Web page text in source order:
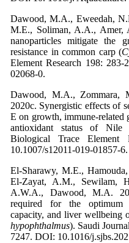
Dawood, M.A., Eweedah,
M.E., Soliman, A.A., Amer,
nanoparticles mitigate the
resistance in common carp (
Element Research 198:
02068-0.
Dawood, M.A., Zommara,
2020c. Synergistic effects of
E on growth, immune-related
antioxidant status of Nile
Biological Trace Element
10.1007/s12011-019-01857-6.
El-Sharawy, M.E.,
El-Zayat, A.M., Sewilam,
A.W.A., Dawood, M.A.
required for the optimum
capacity, and liver wellbeing
hypophthalmus). Saudi
7247. DOI: 10.1016/